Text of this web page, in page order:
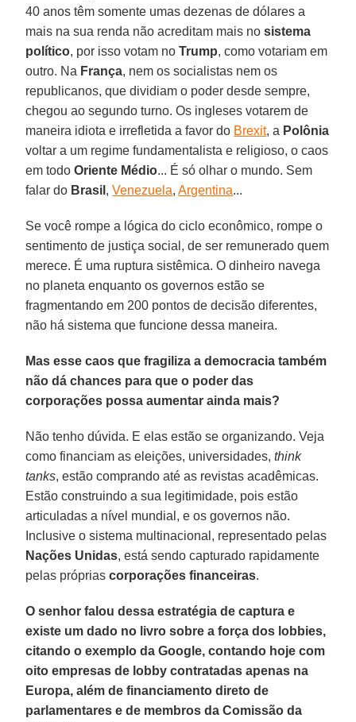
40 anos têm somente umas dezenas de dólares a
mais na sua renda não acreditam mais no sistema
político, por isso votam noTrump, como votariam em
outro. Na França, nem os socialistas nem os
republicanos, que dividiam o poder desde sempre,
chegou ao segundo turno. Os ingleses votarem de
maneira idiota e irrefletida a favor do Brexit, a Polônia
voltar a um regime fundamentalista e religioso, o caos
em todoOriente Médio... É só olhar o mundo. Sem
falar do Brasil ,Venezuela,Argentina...
Se você rompe a lógica do ciclo econômico, rompe o
sentimento de justiça social, de ser remunerado quem
merece. É uma ruptura sistêmica. O dinheiro navega
no planeta enquanto os governos estão se
fragmentando em 200 pontos de decisão diferentes,
não há sistema que funcione dessa maneira.
Mas esse caos que fragiliza a democracia também
não dá chances para que o poder das
corporações possa aumentar ainda mais?
Não tenho dúvida. E elas estão se organizando. Veja
como financiam as eleições, universidades,think
tanks, estão comprando até as revistas acadêmicas.
Estão construindo a sua legitimidade, pois estão
articuladas a nível mundial, e os governos não.
Inclusive o sistema multinacional, representado pelas
Nações Unidas, está sendo capturado rapidamente
pelas próprias corporações financeiras.
O senhor falou dessa estratégia de captura e
existe um dado no livro sobre a força dos lobbies,
citando o exemplo da Google, contando hoje com
oito empresas de lobby contratadas apenas na
Europa, além de financiamento direto de
parlamentares e de membros da Comissão da